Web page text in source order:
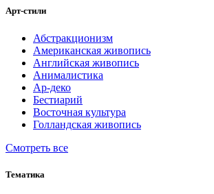
Арт-стили
Абстракционизм
Американская живопись
Английская живопись
Анималистика
Ар-деко
Бестиарий
Восточная культура
Голландская живопись
Смотреть все
Тематика